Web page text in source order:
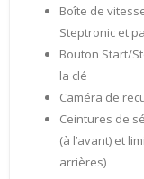
Boîte de
Steptronic et
Bouton Start/
la clé
Caméra de
Ceintures de
(à l’avant) et
arrières)